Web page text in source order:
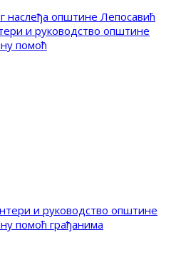
и руководство општине
помоћ
и руководство општине
помоћ грађанима